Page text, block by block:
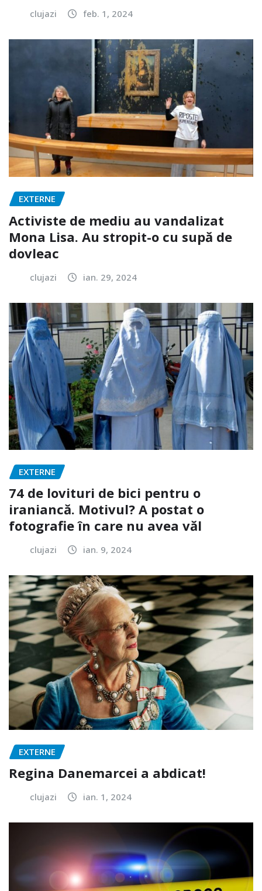
clujazi feb. 1, 2024
EXTERNE
Activiste de mediu au vandalizat
Mona Lisa. Au stropit-o cu supă de
dovleac
clujazi ian. 29, 2024
EXTERNE
74 de lovituri de bici pentru o
iraniancă. Motivul? A postat o
fotografie în care nu avea văl
clujazi ian. 9, 2024
EXTERNE
Regina Danemarcei a abdicat!
clujazi ian. 1, 2024